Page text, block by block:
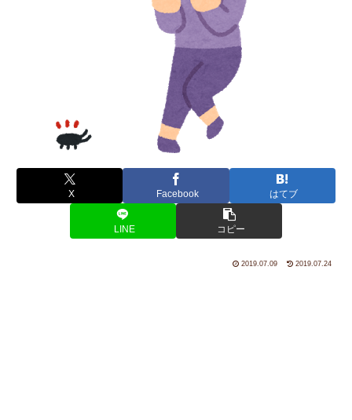
X Facebook はてブ
LINE コピー
2019.07.09 2019.07.24